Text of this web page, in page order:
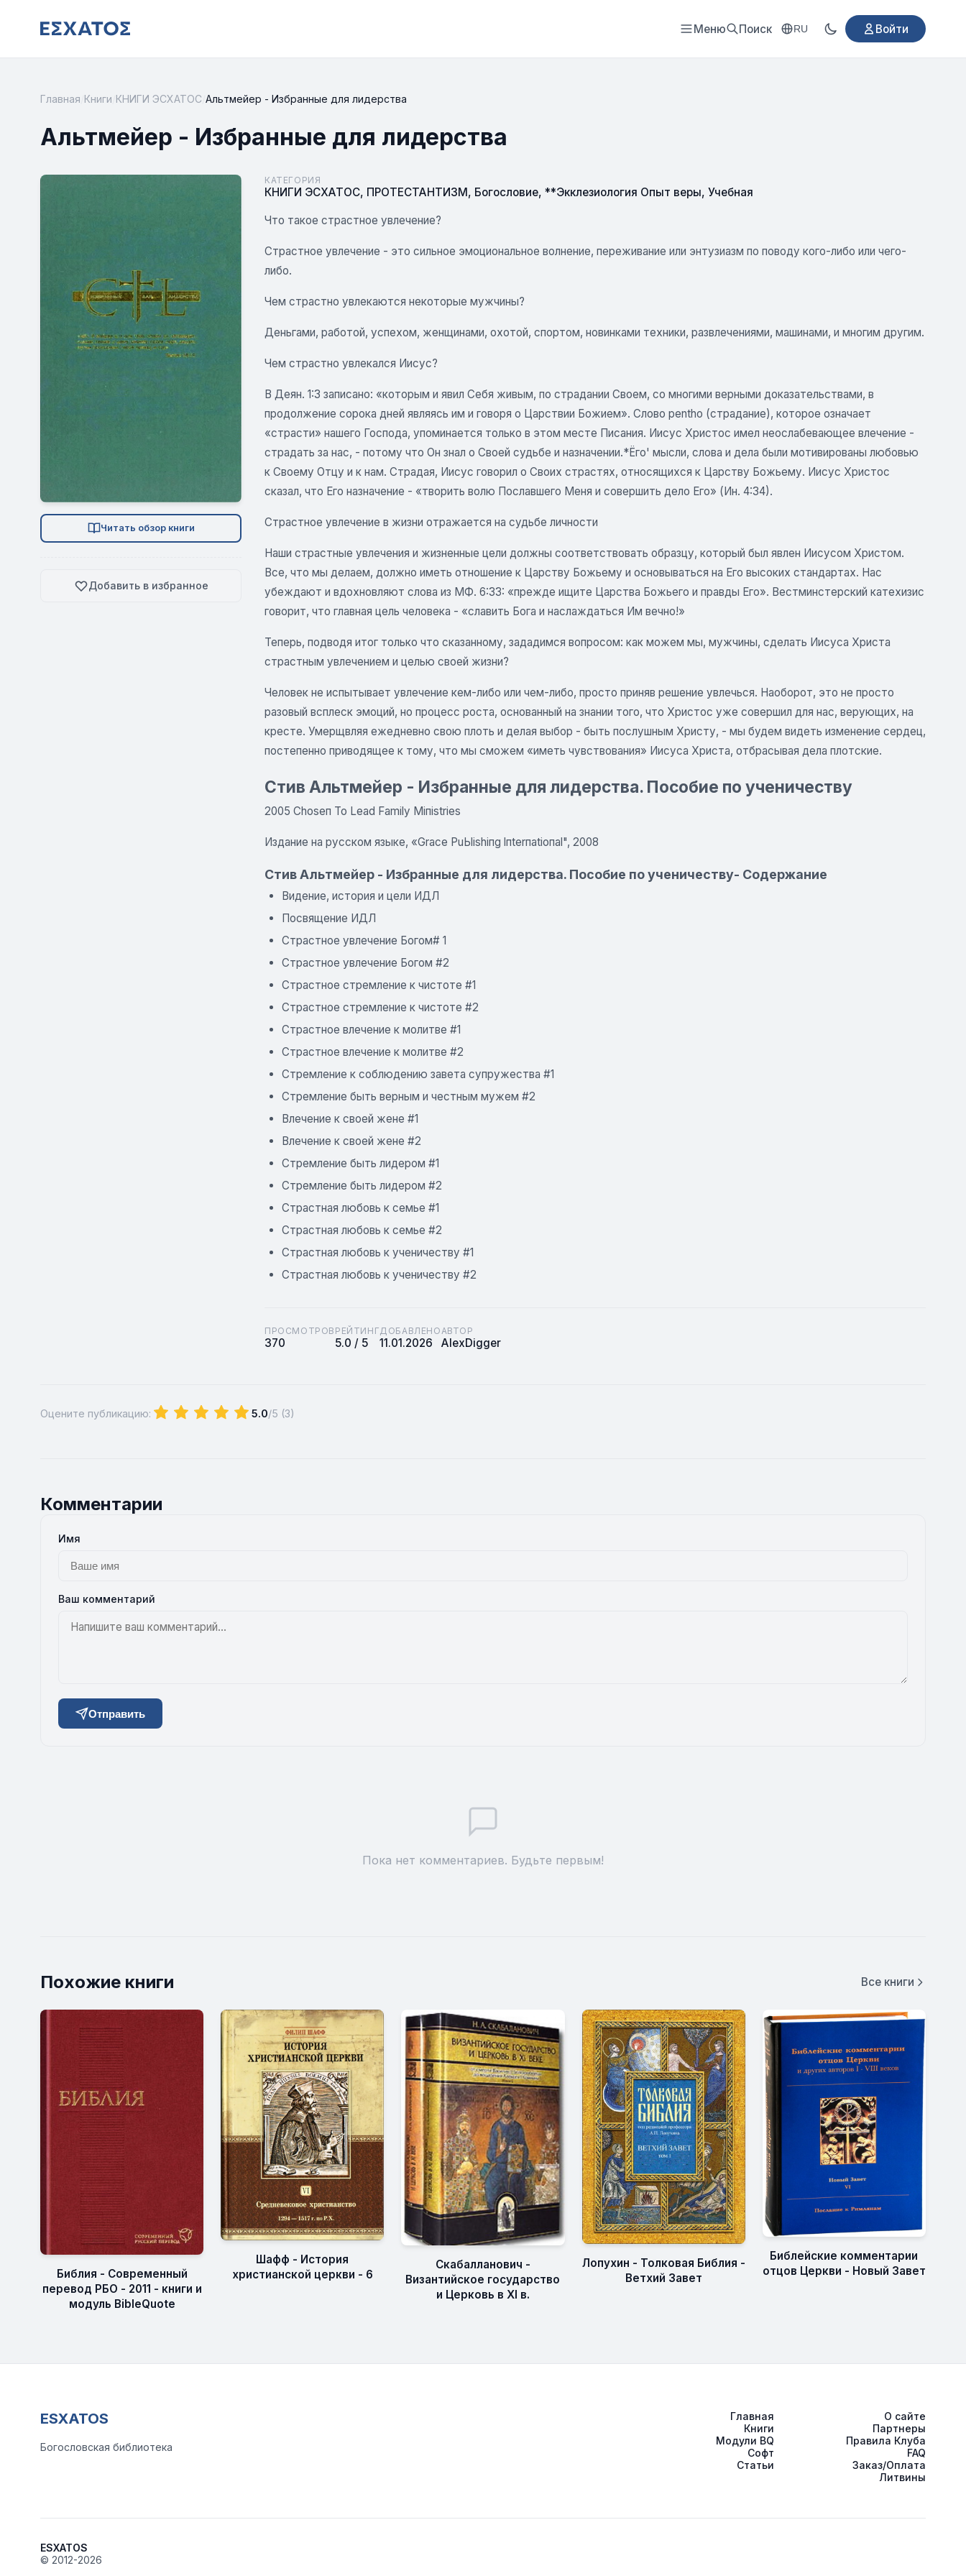
Меню Поиск RU Войти
Главная Книги КНИГИ ЭСХАТОС Альтмейер - Избранные для лидерства
Альтмейер - Избранные для лидерства
Читать обзор книги
Добавить в избранное
КАТЕГОРИЯ
КНИГИ ЭСХАТОС, ПРОТЕСТАНТИЗМ, Богословие, **Экклезиология Опыт веры, Учебная
Что такое страстное увлечение?
Страстное увлечение - это сильное эмоциональное волнение, переживание или энтузиазм по поводу кого-либо или чего-
либо.
Чем страстно увлекаются некоторые мужчины?
Деньгами, работой, успехом, женщинами, охотой, спортом, новинками техники, развлечениями, машинами, и многим другим.
Чем страстно увлекался Иисус?
В Деян. 1:3 записано: «которым и явил Себя живым, по страдании Своем, со многими верными доказательствами, в
продолжение сорока дней являясь им и говоря о Царствии Божием». Слово pentho (страдание), которое означает
«страсти» нашего Господа, упоминается только в этом месте Писания. Иисус Христос имел неослабевающее влечение -
страдать за нас, - потому что Он знал о Своей судьбе и назначении.*Ёго' мысли, слова и дела были мотивированы любовью
к Своему Отцу и к нам. Страдая, Иисус говорил о Своих страстях, относящихся к Царству Божьему. Иисус Христос
сказал, что Его назначение - «творить волю Пославшего Меня и совершить дело Его» (Ин. 4:34).
Страстное увлечение в жизни отражается на судьбе личности
Наши страстные увлечения и жизненные цели должны соответствовать образцу, который был явлен Иисусом Христом.
Все, что мы делаем, должно иметь отношение к Царству Божьему и основываться на Его высоких стандартах. Нас
убеждают и вдохновляют слова из МФ. 6:33: «прежде ищите Царства Божьего и правды Его». Вестминстерский катехизис
говорит, что главная цель человека - «славить Бога и наслаждаться Им вечно!»
Теперь, подводя итог только что сказанному, зададимся вопросом: как можем мы, мужчины, сделать Иисуса Христа
страстным увлечением и целью своей жизни?
Человек не испытывает увлечение кем-либо или чем-либо, просто приняв решение увлечься. Наоборот, это не просто
разовый всплеск эмоций, но процесс роста, основанный на знании того, что Христос уже совершил для нас, верующих, на
кресте. Умерщвляя ежедневно свою плоть и делая выбор - быть послушным Христу, - мы будем видеть изменение сердец,
постепенно приводящее к тому, что мы сможем «иметь чувствования» Иисуса Христа, отбрасывая дела плотские.
Стив Альтмейер - Избранные для лидерства. Пособие по ученичеству
2005 Choseп То Lead Family Miпistries
Издание на русском языке, «Grace PuЫishiпg lпterпatioпal", 2008
Стив Альтмейер - Избранные для лидерства. Пособие по ученичеству- Содержание
Видение, история и цели ИДЛ
Посвящение ИДЛ
Страстное увлечение Богом# 1
Страстное увлечение Богом #2
Страстное стремление к чистоте #1
Страстное стремление к чистоте #2
Страстное влечение к молитве #1
Страстное влечение к молитве #2
Стремление к соблюдению завета супружества #1
Стремление быть верным и честным мужем #2
Влечение к своей жене #1
Влечение к своей жене #2
Стремление быть лидером #1
Стремление быть лидером #2
Страстная любовь к семье #1
Страстная любовь к семье #2
Страстная любовь к ученичеству #1
Страстная любовь к ученичеству #2
ПРОСМОТРОВ
370
РЕЙТИНГ
5.0 / 5
ДОБАВЛЕНО
11.01.2026
АВТОР
AlexDigger
Оцените публикацию: 5.0/5 (3)
Комментарии
Имя
Ваш комментарий
Отправить
Пока нет комментариев. Будьте первым!
Похожие книги Все книги
Библия - Современный
перевод РБО - 2011 - книги и
модуль BibleQuote
Шафф - История
христианской церкви - 6
Скабалланович -
Византийское государство
и Церковь в XI в.
Лопухин - Толковая Библия -
Ветхий Завет
Библейские комментарии
отцов Церкви - Новый Завет
ESXATOS
Богословская библиотека
Главная
Книги
Модули BQ
Софт
Статьи
О сайте
Партнеры
Правила Клуба
FAQ
Заказ/Оплата
Литвины
ESXATOS
© 2012-2026